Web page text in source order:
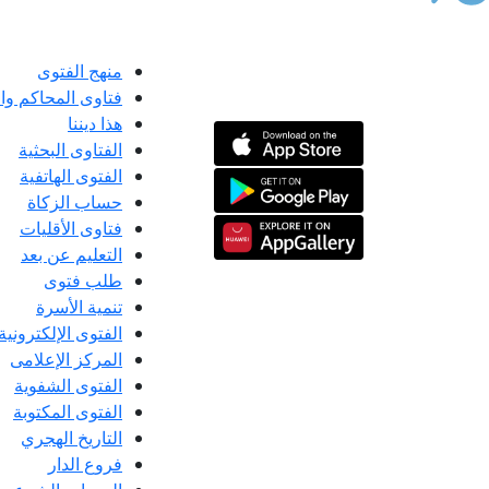
منهج الفتوى
فتاوى المحاكم
هذا ديننا
الفتاوى البحثية
الفتوى الهاتفية
حساب الزكاة
فتاوى الأقليات
التعليم عن بعد
طلب فتوى
تنمية الأسرة
الفتوى الإلكترونية
المركز الإعلامى
الفتوى الشفوية
الفتوى المكتوبة
التاريخ الهجري
فروع الدار